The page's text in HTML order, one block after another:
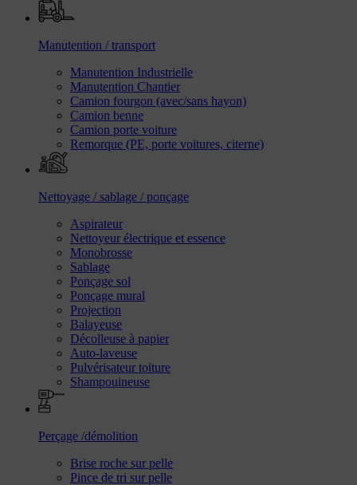
Manutention / transport
Manutention Industrielle
Manutention Chantier
Camion fourgon (avec/sans hayon)
Camion benne
Camion porte voiture
Remorque (PE, porte voitures, citerne)
Nettoyage / sablage / ponçage
Aspirateur
Nettoyeur électrique et essence
Monobrosse
Sablage
Ponçage sol
Ponçage mural
Projection
Balayeuse
Décolleuse à papier
Auto-laveuse
Pulvérisateur toiture
Shampouineuse
Perçage /démolition
Brise roche sur pelle
Pince de tri sur pelle